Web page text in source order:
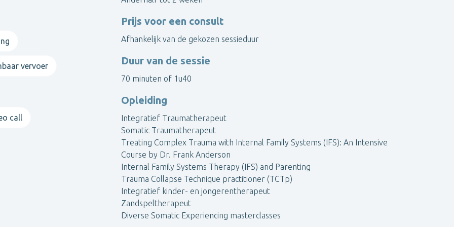
vervoer
call
Prijs voor een consult
Afhankelijk van de gekozen sessieduur
Duur van de sessie
70 minuten of 1u40
Opleiding
Integratief Traumatherapeut
Somatic Traumatherapeut
Treating Complex Trauma with Internal Family Systems (IFS): An Intensive
Course by Dr. Frank Anderson
Internal Family Systems Therapy (IFS) and Parenting
Trauma Collapse Technique practitioner (TCTp)
Integratief kinder- en jongerentherapeut
Zandspeltherapeut
Diverse Somatic Experiencing masterclasses